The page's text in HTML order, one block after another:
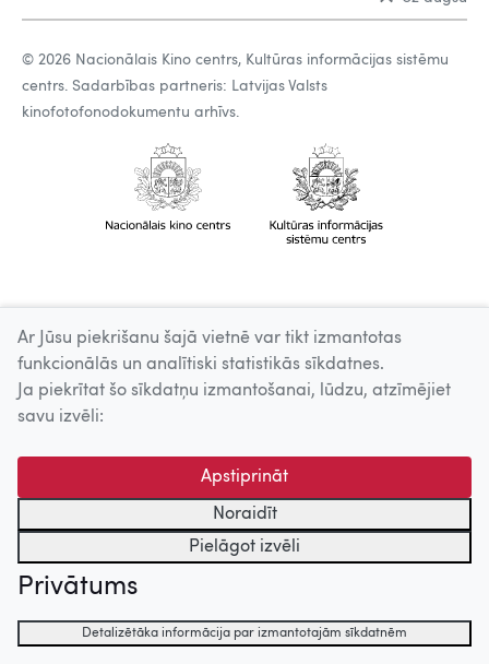
© 2026 Nacionālais Kino centrs, Kultūras informācijas sistēmu
centrs. Sadarbības partneris: Latvijas Valsts
kinofotofonodokumentu arhīvs.
Ar Jūsu piekrišanu šajā vietnē var tikt izmantotas
funkcionālās un analītiski statistikās sīkdatnes.
Ja piekrītat šo sīkdatņu izmantošanai, lūdzu, atzīmējiet
savu izvēli:
Apstiprināt
Noraidīt
Pielāgot izvēli
Privātums
Detalizētāka informācija par izmantotajām sīkdatnēm